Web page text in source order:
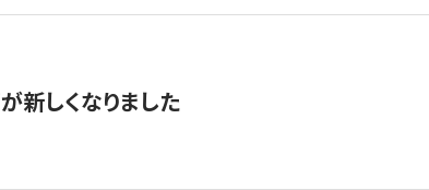
新しくなりました